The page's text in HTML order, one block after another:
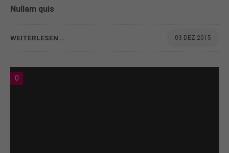
Nullam quis
WEITERLESEN … 03 DEZ 2015
0